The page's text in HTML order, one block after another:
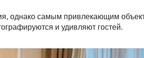
однако самым привлекающим
и удивляют гостей.